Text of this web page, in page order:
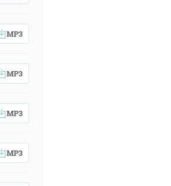
MP3
MP3
MP3
MP3